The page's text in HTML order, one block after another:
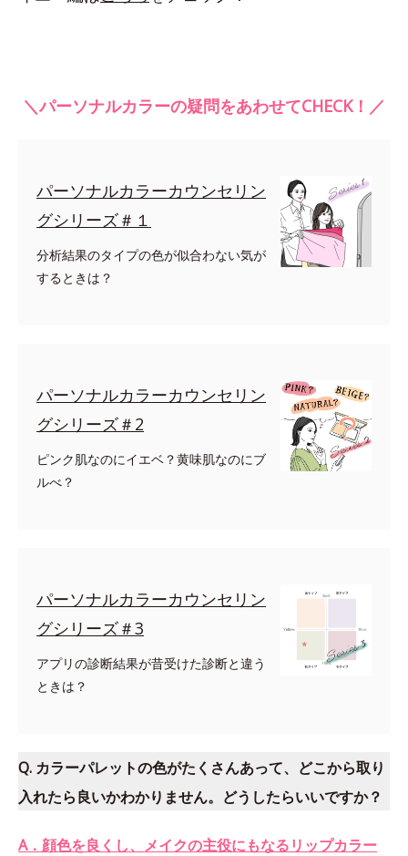
＼パーソナルカラーの疑問をあわせてCHECK！／
パーソナルカラーカウンセリン
グシリーズ＃１
分析結果のタイプの色が似合わない気が
するときは？
パーソナルカラーカウンセリン
グシリーズ＃2
ピンク肌なのにイエベ？黄味肌なのにブ
ルべ？
パーソナルカラーカウンセリン
グシリーズ＃3
アプリの診断結果が昔受けた診断と違う
ときは？
Q. カラーパレットの色がたくさんあって、どこから取り
入れたら良いかわかりません。どうしたらいいですか？
A．顔色を良くし、メイクの主役にもなるリップカラー